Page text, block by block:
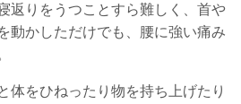
返りをうつことすら難しく、首や
動かしただけでも、腰に強い痛み
体をひねったり物を持ち上げたり